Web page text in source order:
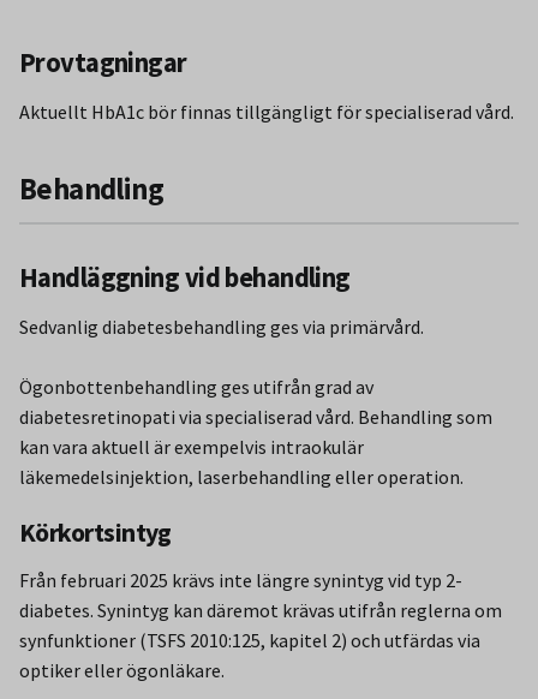
Provtagningar
Aktuellt HbA1c bör finnas tillgängligt för specialiserad vård.
Behandling
Handläggning vid behandling
Sedvanlig diabetesbehandling ges via primärvård.
Ögonbottenbehandling ges utifrån grad av
diabetesretinopati via specialiserad vård. Behandling som
kan vara aktuell är exempelvis intraokulär
läkemedelsinjektion, laserbehandling eller operation.
Körkortsintyg
Från februari 2025 krävs inte längre synintyg vid typ 2-
diabetes. Synintyg kan däremot krävas utifrån reglerna om
synfunktioner (TSFS 2010:125, kapitel 2) och utfärdas via
optiker eller ögonläkare.